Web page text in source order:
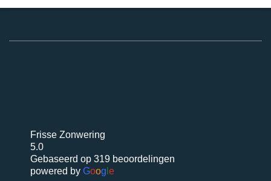
Frisse Zonwering
5.0
Gebaseerd op 319 beoordelingen
powered by Goog e